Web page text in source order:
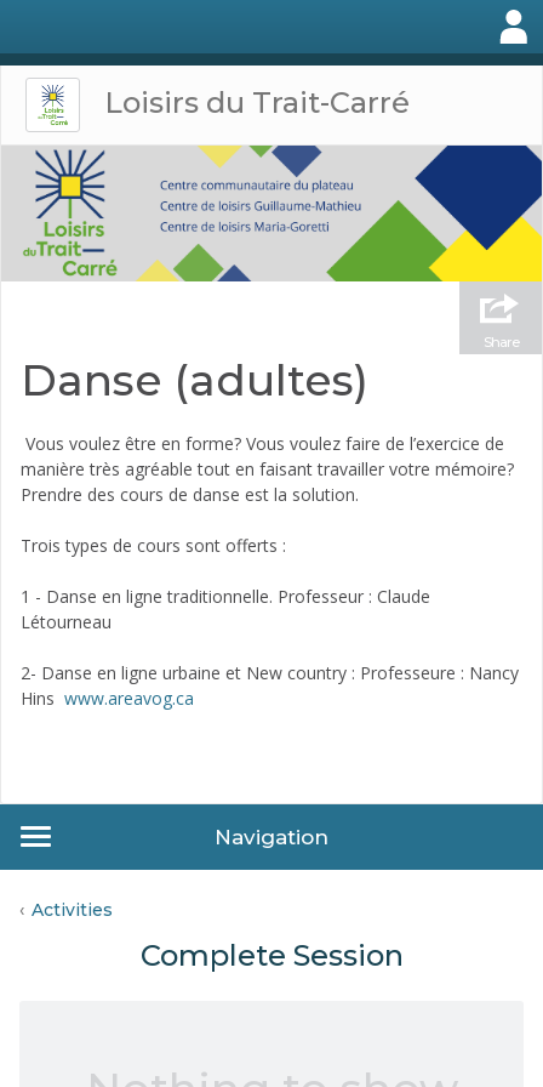
Loisirs du Trait-Carré
Share
Danse (adultes)
Vous voulez être en forme? Vous voulez faire de l’exercice de
manière très agréable tout en faisant travailler votre mémoire?
Prendre des cours de danse est la solution.
Trois types de cours sont offerts :
1 - Danse en ligne traditionnelle. Professeur : Claude
Létourneau
2- Danse en ligne urbaine et New country : Professeure : Nancy
Hins www.areavog.ca
Navigation
Activities
Complete Session